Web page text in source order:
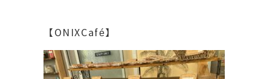
【ONIXCafé】